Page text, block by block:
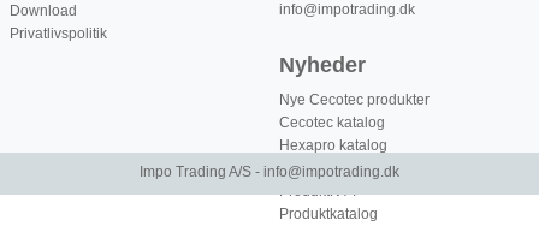
Download
Privatlivspolitik
info@impotrading.dk
Nyheder
Nye Cecotec produkter
Cecotec katalog
Hexapro katalog
BERGNER Katalog
ProduktNYT
Produktkatalog
Impo Trading A/S - info@impotrading.dk